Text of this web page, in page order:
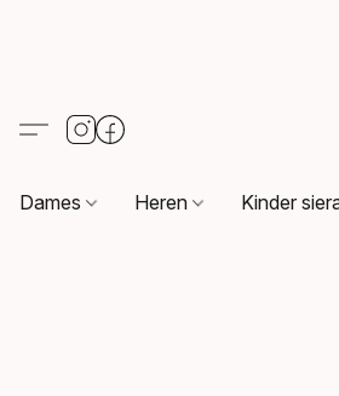
Dames Heren Kinder